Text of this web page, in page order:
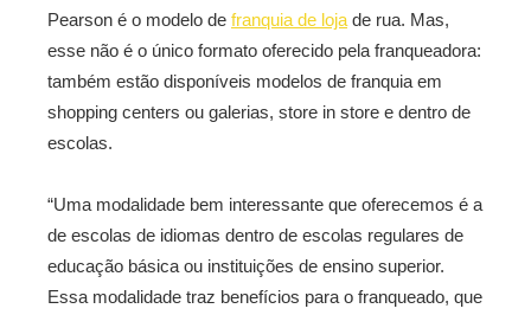
Pearson é o modelo de franquia de loja de rua. Mas,
esse não é o único formato oferecido pela franqueadora:
também estão disponíveis modelos de franquia em
shopping centers ou galerias, store in store e dentro de
escolas.
“Uma modalidade bem interessante que oferecemos é a
de escolas de idiomas dentro de escolas regulares de
educação básica ou instituições de ensino superior.
Essa modalidade traz benefícios para o franqueado, que